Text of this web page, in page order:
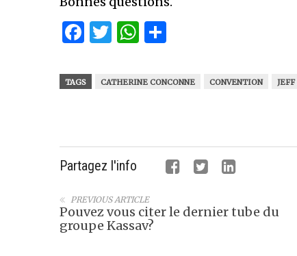
Facebook
Twitter
WhatsApp
TAGS CATHERINE CONCONNE CONVENTION
Partagez l'info
PREVIOUS ARTICLE
Pouvez vous citer le dernier tube du
groupe Kassav?